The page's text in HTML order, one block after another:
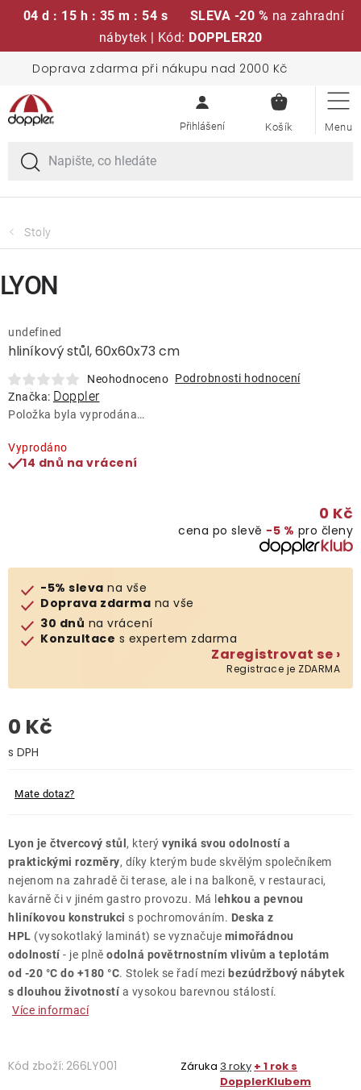
04 d : 15 h : 35 m : 53 s SLEVA -20 % na zahradní
nábytek | Kód: DOPPLER20
obsah
Doprava zdarma při nákupu nad 2000 Kč
KOŠÍK
Sedací soupravy
Slunečníky
Křesla a židle
Doplňky
Deštníky
Prodávané značky
O nás
Kontakty
Stoly
hliníkový stůl, 60x60x73 cm
undefined
Neohodnoceno Podrobnosti hodnocení
Značka: Doppler
Položka byla vyprodána…
Vyprodáno
14 dnů na vrácení
0 Kč
cena po slevě −5 % pro členy
-5% sleva na vše
Doprava zdarma na vše
30 dnů na vrácení
Konzultace s expertem zdarma
Zaregistrovat se ›
Registrace je ZDARMA
0 Kč
Mate dotaz?
Lyon je čtvercový stůl , který vyniká svou odolností a
praktickými rozměry, díky kterým bude skvělým společníkem
nejenom na zahradě či terase, ale i na balkoně, v restauraci,
kavárně či v jiném gastro provozu. Má l ehkou a pevnou
hliníkovou konstrukci s pochromováním. Deska z
HPL (vysokotlaký laminát) se vyznačuje mimořádnou
odolností - je plně odolná povětrnostním vlivům a teplotám
od -20 °C do +180 °C. Stolek se řadí mezi bezúdržbový nábytek
s dlouhou životností a vysokou barevnou stálostí.
Více informací
Kód zboží: 266LY001 Záruka 3 roky + 1 rok s
DopplerKlubem
LYON